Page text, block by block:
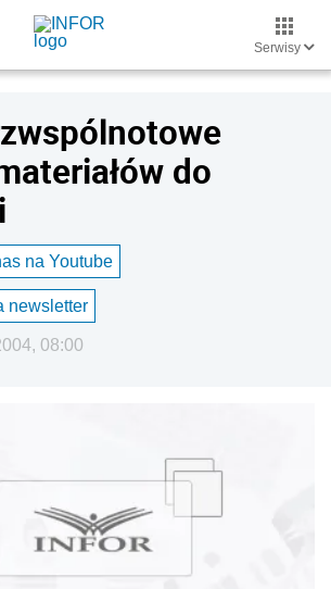
Serwisy
do
na Youtube
newsletter
08:00